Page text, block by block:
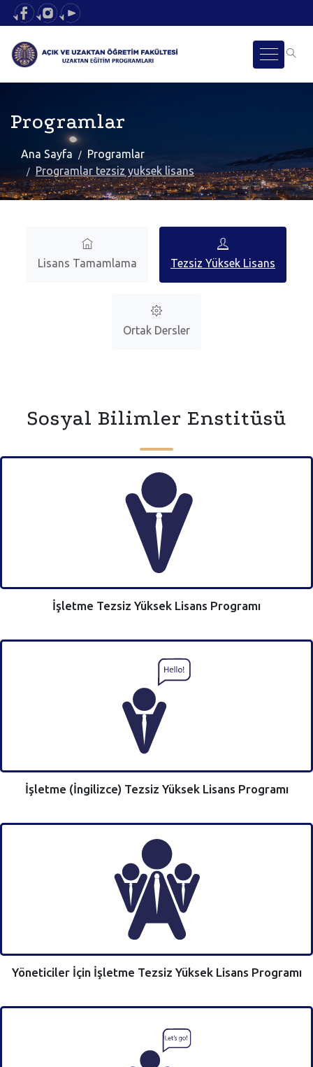
Programlar
Ana Sayfa
Programlar
Programlar tezsiz yuksek lisans
Lisans Tamamlama Tezsiz Yüksek Lisans
Ortak Dersler
Sosyal Bilimler Enstitüsü
İşletme Tezsiz Yüksek Lisans Programı
İşletme (İngilizce) Tezsiz Yüksek Lisans Programı
Yöneticiler İçin İşletme Tezsiz Yüksek Lisans Programı